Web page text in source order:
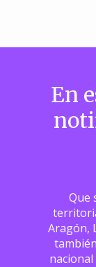
En
Que
Aragón,